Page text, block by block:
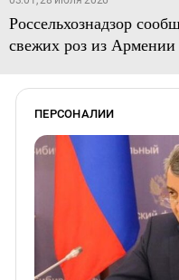
Россельхознадзор
свежих роз из Армении
ПЕРСОНАЛИИ